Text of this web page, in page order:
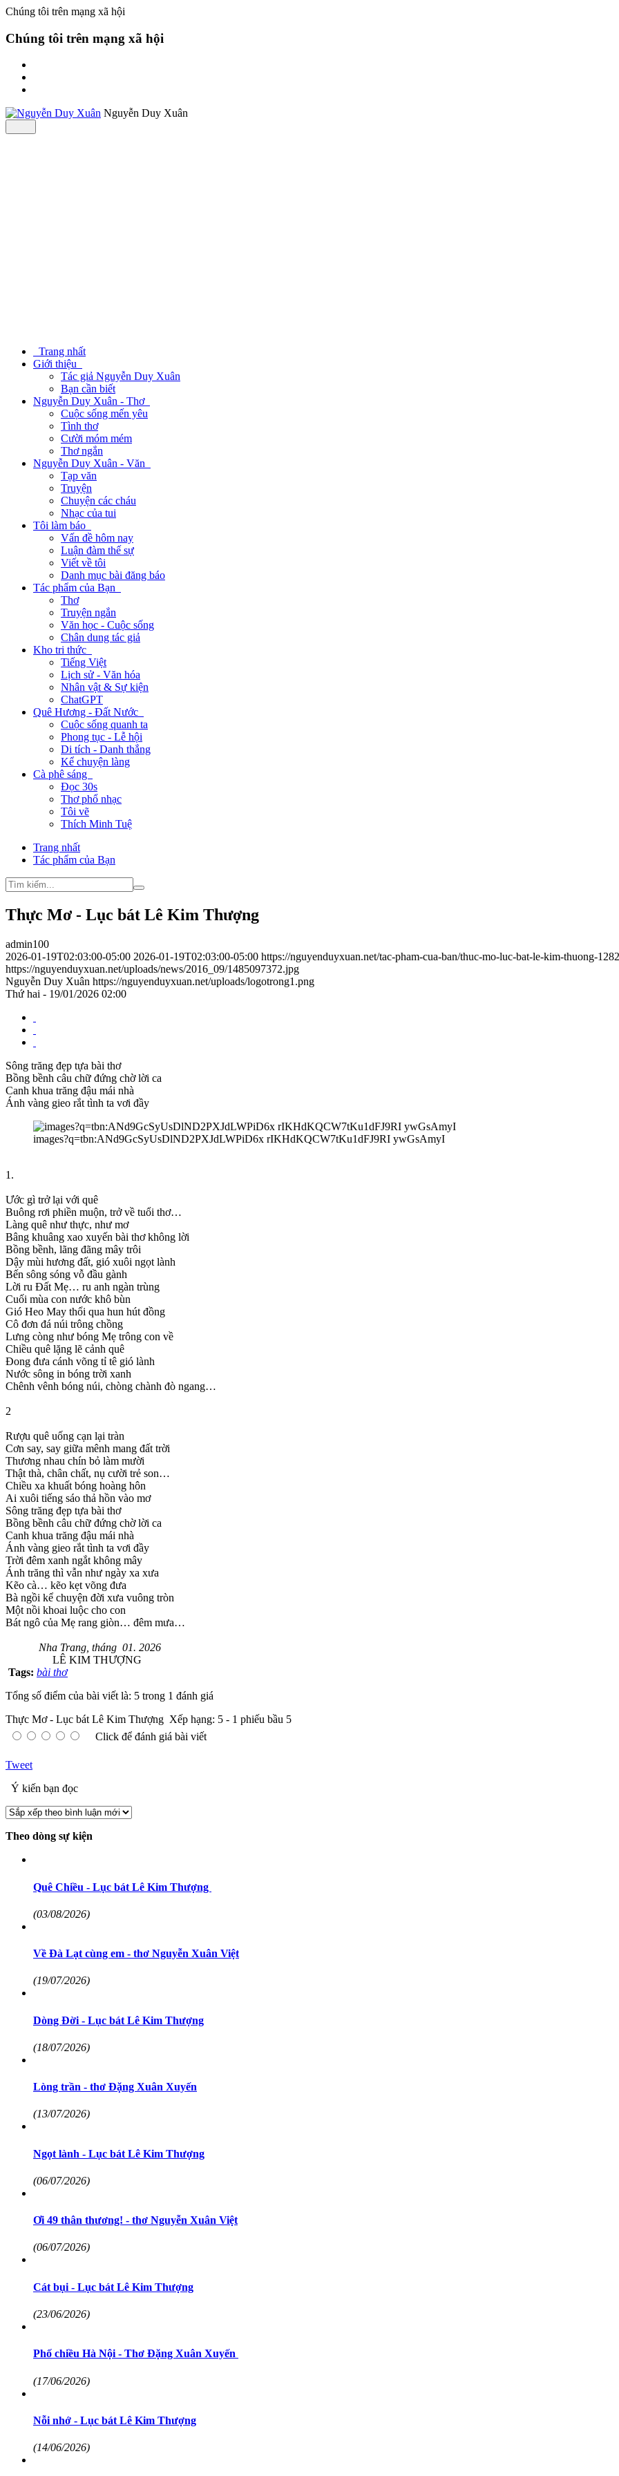
Chúng tôi trên mạng xã hội
Chúng tôi trên mạng xã hội
Nguyễn Duy Xuân
Trang nhất
Giới thiệu
Tác giả Nguyễn Duy Xuân
Bạn cần biết
Nguyễn Duy Xuân - Thơ
Cuộc sống mến yêu
Tình thơ
Cười móm mém
Thơ ngắn
Nguyễn Duy Xuân - Văn
Tạp văn
Truyện
Chuyện các cháu
Nhạc của tui
Tôi làm báo
Vấn đề hôm nay
Luận đàm thế sự
Viết về tôi
Danh mục bài đăng báo
Tác phẩm của Bạn
Thơ
Truyện ngắn
Văn học - Cuộc sống
Chân dung tác giả
Kho tri thức
Tiếng Việt
Lịch sử - Văn hóa
Nhân vật & Sự kiện
ChatGPT
Quê Hương - Đất Nước
Cuộc sống quanh ta
Phong tục - Lễ hội
Di tích - Danh thắng
Kể chuyện làng
Cà phê sáng
Đọc 30s
Thơ phổ nhạc
Tôi vẽ
Thích Minh Tuệ
Trang nhất
Tác phẩm của Bạn
Thực Mơ - Lục bát Lê Kim Thượng
admin100
2026-01-19T02:03:00-05:00 2026-01-19T02:03:00-05:00 https://nguyenduyxuan.net/tac-pham-cua-ban/thuc-mo-luc-bat-le-kim-thuong-
https://nguyenduyxuan.net/uploads/news/2016_09/1485097372.jpg
Nguyễn Duy Xuân https://nguyenduyxuan.net/uploads/logotrong1.png
Thứ hai - 19/01/2026 02:00
Sông trăng đẹp tựa bài thơ
Bồng bềnh câu chữ đứng chờ lời ca
Canh khua trăng đậu mái nhà
Ánh vàng gieo rắt tình ta vơi đầy
images?q=tbn:ANd9GcSyUsDlND2PXJdLWPiD6x rIKHdKQCW7tKu1dFJ9RI ywGsAmyI
1.
Ước gì trở lại với quê
Buông rơi phiền muộn, trở về tuổi thơ…
Làng quê như thực, như mơ
Bâng khuâng xao xuyến bài thơ không lời
Bồng bềnh, lãng đãng mây trôi
Dậy mùi hương đất, gió xuôi ngọt lành
Bến sông sóng vỗ đầu gành
Lời ru Đất Mẹ… ru anh ngàn trùng
Cuối mùa con nước khô bùn
Gió Heo May thổi qua hun hút đồng
Cô đơn đá núi trông chồng
Lưng còng như bóng Mẹ trông con về
Chiều quê lặng lẽ cảnh quê
Đong đưa cánh võng tỉ tê gió lành
Nước sông in bóng trời xanh
Chênh vênh bóng núi, chòng chành đò ngang…
2
Rượu quê uống cạn lại tràn
Cơn say, say giữa mênh mang đất trời
Thương nhau chín bỏ làm mười
Thật thà, chân chất, nụ cười trẻ son…
Chiều xa khuất bóng hoàng hôn
Ai xuôi tiếng sáo thả hồn vào mơ
Sông trăng đẹp tựa bài thơ
Bồng bềnh câu chữ đứng chờ lời ca
Canh khua trăng đậu mái nhà
Ánh vàng gieo rắt tình ta vơi đầy
Trời đêm xanh ngắt không mây
Ánh trăng thì vẫn như ngày xa xưa
Kẽo cà… kẽo kẹt võng đưa
Bà ngồi kể chuyện đời xưa vuông tròn
Một nồi khoai luộc cho con
Bát ngô của Mẹ rang giòn… đêm mưa…
Nha Trang, tháng 01. 2026
LÊ KIM THƯỢNG
Tags: bài thơ
Tổng số điểm của bài viết là: 5 trong 1 đánh giá
Thực Mơ - Lục bát Lê Kim Thượng Xếp hạng: 5 - 1 phiếu bầu 5
Click để đánh giá bài viết
Tweet
Ý kiến bạn đọc
Theo dòng sự kiện
Quê Chiều - Lục bát Lê Kim Thượng
(03/08/2026)
Về Đà Lạt cùng em - thơ Nguyễn Xuân Việt
(19/07/2026)
Dòng Đời - Lục bát Lê Kim Thượng
(18/07/2026)
Lòng trần - thơ Đặng Xuân Xuyến
(13/07/2026)
Ngọt lành - Lục bát Lê Kim Thượng
(06/07/2026)
Ơi 49 thân thương! - thơ Nguyễn Xuân Việt
(06/07/2026)
Cát bụi - Lục bát Lê Kim Thượng
(23/06/2026)
Phố chiều Hà Nội - Thơ Đặng Xuân Xuyến
(17/06/2026)
Nỗi nhớ - Lục bát Lê Kim Thượng
(14/06/2026)